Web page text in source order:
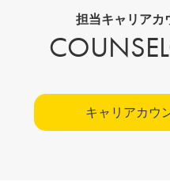
担当キャリアカ
キャリアカウ